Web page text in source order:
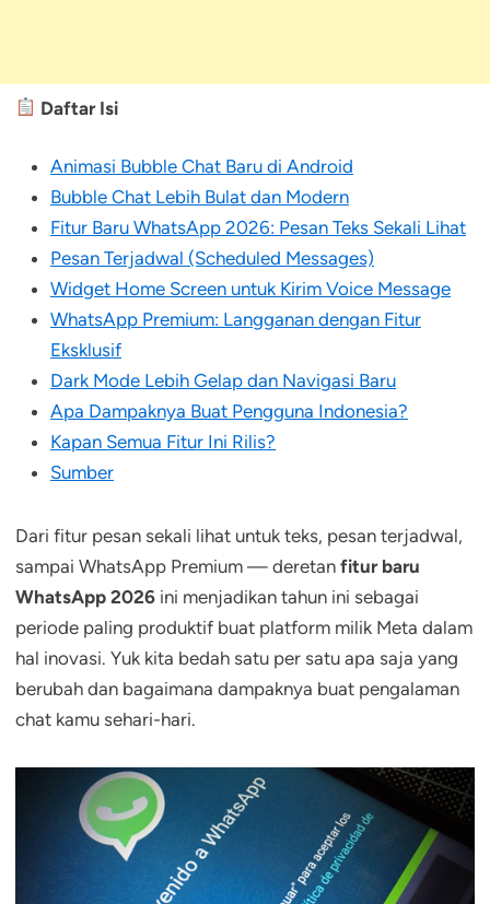
Daftar Isi
Animasi Bubble Chat Baru di Android
Bubble Chat Lebih Bulat dan Modern
Fitur Baru WhatsApp 2026: Pesan Teks Sekali Lihat
Pesan Terjadwal (Scheduled Messages)
Widget Home Screen untuk Kirim Voice Message
WhatsApp Premium: Langganan dengan Fitur
Eksklusif
Dark Mode Lebih Gelap dan Navigasi Baru
Apa Dampaknya Buat Pengguna Indonesia?
Kapan Semua Fitur Ini Rilis?
Sumber
Dari fitur pesan sekali lihat untuk teks, pesan terjadwal,
sampai WhatsApp Premium — deretan fitur baru
WhatsApp 2026 ini menjadikan tahun ini sebagai
periode paling produktif buat platform milik Meta dalam
hal inovasi. Yuk kita bedah satu per satu apa saja yang
berubah dan bagaimana dampaknya buat pengalaman
chat kamu sehari-hari.